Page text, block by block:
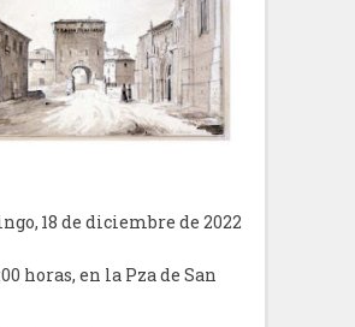
18 de diciembre de 2022
horas, en la Pza de San